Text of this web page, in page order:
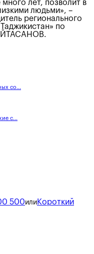
лет, позволит в
людьми», –
регионального
по
со...
с...
500или Короткий